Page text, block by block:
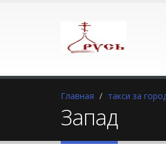
Главная такси за
Запад